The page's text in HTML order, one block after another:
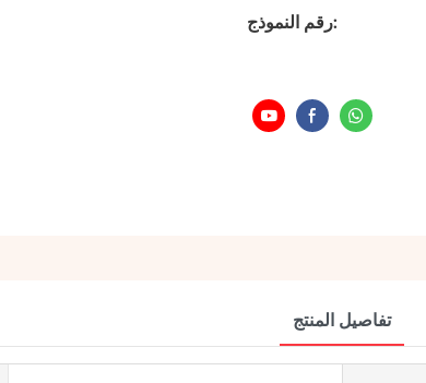
رقم النموذج:
تفاصيل المنتج